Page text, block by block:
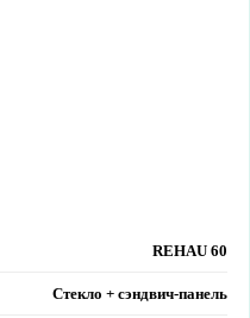
REHAU 60
Стекло + сэндвич-панель